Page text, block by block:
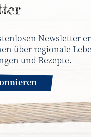
Newsletter
über regionale
und Rezepte.